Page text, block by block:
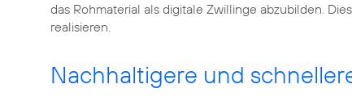
das Rohmaterial als digitale Zwillinge abzubilden.
realisieren.
Nachhaltigere und